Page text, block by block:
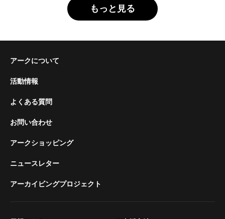
もっと見る
アークについて
活動情報
よくある質問
お問い合わせ
アークショッピング
ニュースレター
アーカイビングプロジェクト